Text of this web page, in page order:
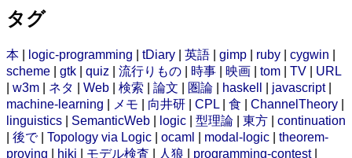
タグ
本 logic-programming tDiary 英語 gimp ruby cygwin
scheme
gtk quiz 流行りもの 時事 映画 tom TV
URL
w3m ネタ Web 検索 論文 圏論 haskell javascript|
machine-learning
メモ 向井研 CPL 食 ChannelTheory
linguistics
SemanticWeb logic 型理論 東方
continuation
後で| Topology via Logic ocaml modal-logic
theorem-
proving
hiki モデル検査 人狼 programming-contest|